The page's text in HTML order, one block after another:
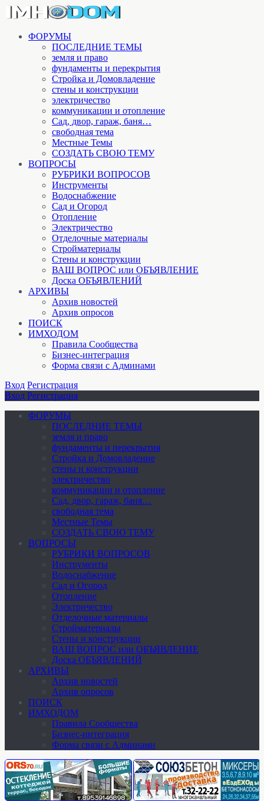
ФОРУМЫ
ПОСЛЕДНИЕ ТЕМЫ
земля и право
фундаменты и перекрытия
Стройка и Домовладение
стены и конструкции
электричество
коммуникации и отопление
Cад, двор, гараж, баня…
свободная тема
Местные Темы
СОЗДАТЬ СВОЮ ТЕМУ
ВОПРОСЫ
РУБРИКИ ВОПРОСОВ
Инструменты
Водоснабжение
Сад и Огород
Отопление
Электричество
Отделочные материалы
Стройматериалы
Стены и конструкции
ВАШ ВОПРОС или ОБЪЯВЛЕНИЕ
Доска ОБЪЯВЛЕНИЙ
АРХИВЫ
Архив новостей
Архив опросов
ПОИСК
ИМХОДОМ
Правила Сообщества
Бизнес-интеграция
Форма связи с Админами
Вход Регистрация
Вход Регистрация
ФОРУМЫ
ПОСЛЕДНИЕ ТЕМЫ
земля и право
фундаменты и перекрытия
Стройка и Домовладение
стены и конструкции
электричество
коммуникации и отопление
Cад, двор, гараж, баня…
свободная тема
Местные Темы
СОЗДАТЬ СВОЮ ТЕМУ
ВОПРОСЫ
РУБРИКИ ВОПРОСОВ
Инструменты
Водоснабжение
Сад и Огород
Отопление
Электричество
Отделочные материалы
Стройматериалы
Стены и конструкции
ВАШ ВОПРОС или ОБЪЯВЛЕНИЕ
Доска ОБЪЯВЛЕНИЙ
АРХИВЫ
Архив новостей
Архив опросов
ПОИСК
ИМХОДОМ
Правила Сообщества
Бизнес-интеграция
Форма связи с Админами